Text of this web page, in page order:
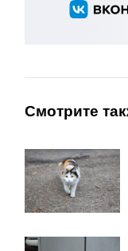
Смотрите